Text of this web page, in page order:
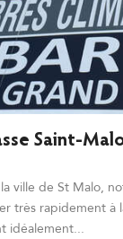
Saint-
ville de St Malo,
très rapidement à
idéalement...